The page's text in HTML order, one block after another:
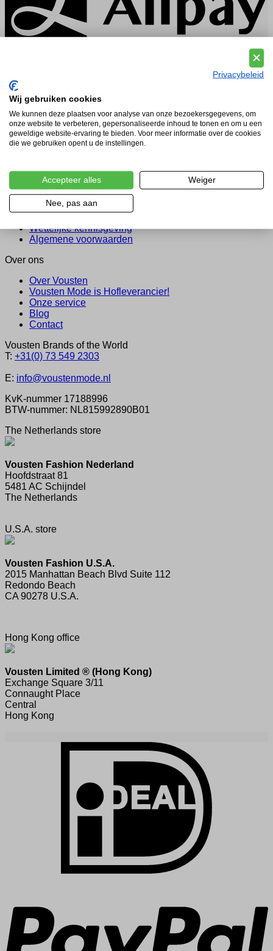
Klanten beoordelen ons met een | Zie onze529
reviews
Service
Veelgestelde vragen (FAQ)
Betaling
Advies
Wettelijk
Wettelijke kennisgeving
Algemene voorwaarden
Over ons
Over Vousten
Vousten Mode is Hofleverancier!
Onze service
Blog
Contact
Vousten Brands of the World
T: +31(0) 73 549 2303
E: info@voustenmode.nl
KvK-nummer 17188996
BTW-nummer: NL815992890B01
The Netherlands store
Vousten Fashion Nederland
Hoofdstraat 81
5481 AC Schijndel
The Netherlands
U.S.A. store
Vousten Fashion U.S.A.
2015 Manhattan Beach Blvd Suite 112
Redondo Beach
CA 90278 U.S.A.
Hong Kong office
Vousten Limited ® (Hong Kong)
Exchange Square 3/11
Connaught Place
Central
Hong Kong
Privacybeleid
Wij gebruiken cookies
We kunnen deze plaatsen voor analyse van onze bezoekersgegevens, om
onze website te verbeteren, gepersonaliseerde inhoud te tonen en om u een
geweldige website-ervaring te bieden. Voor meer informatie over de cookies
die we gebruiken opent u de instellingen.
Accepteer alles Weiger
Nee, pas aan